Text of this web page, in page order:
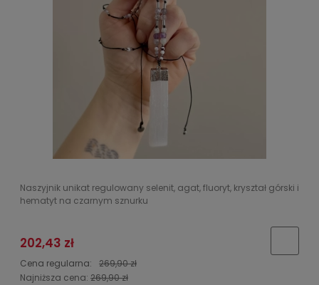
Naszyjnik unikat regulowany selenit, agat, fluoryt, kryształ górski i
hematyt na czarnym sznurku
202,43 zł
Cena regularna:
269,90 zł
Najniższa cena: 269,90 zł